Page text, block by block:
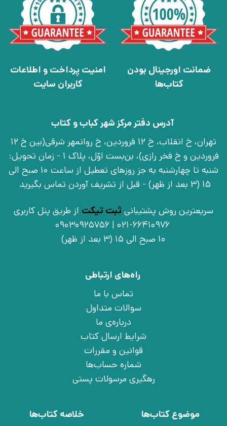
ضمانت اورجینال بودن
کتاب‌ها
امنیت پرداخت و اطلاعات
کاربران سایت
آدرس دفتر مرکز شهر کباب و کتاب
تهران، خ انقلاب، خ 12 فروردین، خ روانمهر شرقی(بین خ 12
فروردین و خ فخر رازی)، بن‌بست اوّل، پلاک 1 - زمان تحویل:
شنبه تا چهارشنبه به جز روزهای تعطیل از ساعت 10 صبح الی
15 (3 بعد از ظهر) - قبل از تشریف آوردن تماس بگیرید
سریعترین روش پشتیبانی ثبت تیکت از طریق پنل کاربری
021-66410976 | 09030925756
10 صبح الی 15 (3 بعد از ظهر)
راه‌های ارتباطی
تماس با ما
سوالات متداول
درباره‌ی ما
شرایط ارسال کتاب
قوانین و مقررات
شماره حساب‌ها
رهگیری مرسولات پستی
موضوع کتاب‌ها
خلاصه کتاب‌ها